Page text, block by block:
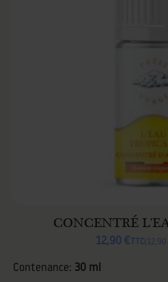
CONCENTRÉ
12,90 € TTC
Contenance: 30 ml